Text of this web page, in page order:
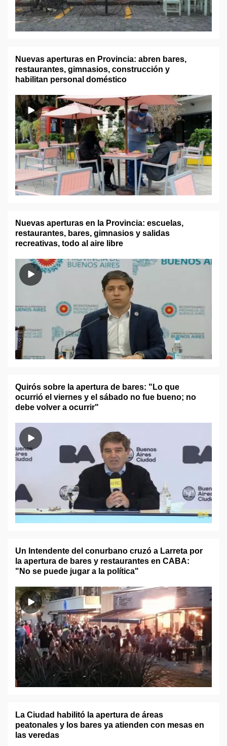
Nuevas aperturas en Provincia: abren bares,
restaurantes, gimnasios, construcción y
habilitan personal doméstico
Nuevas aperturas en la Provincia: escuelas,
restaurantes, bares, gimnasios y salidas
recreativas, todo al aire libre
Quirós sobre la apertura de bares: "Lo que
ocurrió el viernes y el sábado no fue bueno; no
debe volver a ocurrir"
Un Intendente del conurbano cruzó a Larreta por
la apertura de bares y restaurantes en CABA:
"No se puede jugar a la política"
La Ciudad habilitó la apertura de áreas
peatonales y los bares ya atienden con mesas en
las veredas